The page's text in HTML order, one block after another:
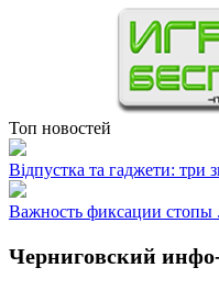
Топ новостей
Відпустка та гаджети: три
Важность фиксации
Черниговский